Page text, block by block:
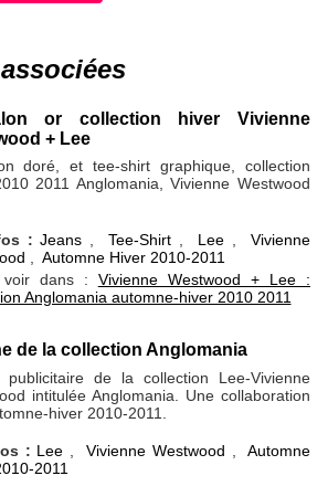
or collection hiver Vivienne
+ Lee
doré, et tee-shirt graphique, collection
2011 Anglomania, Vivienne Westwood
: Jeans ,Tee-Shirt Lee
Vivienne
Automne Hiver 2010-2011
dans : Vivienne Westwood + Lee :
Anglomania automne-hiver 2010 2011
de la collection Anglomania
publicitaire de la collection Lee-Vivienne
intitulée Anglomania. Une collaboration
hiver 2010-2011.
: Lee ,Vivienne Westwood ,Automne
2011